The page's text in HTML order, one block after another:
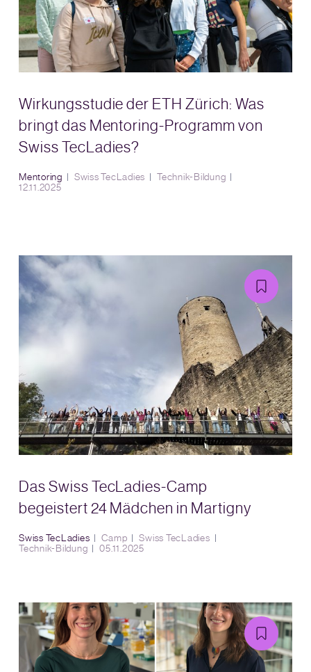
Wirkungsstudie der ETH Zürich: Was
bringt das Mentoring-Programm von
Swiss TecLadies?
Mentoring Swiss TecLadies
Technik-Bildung
12.11.2025
Das Swiss TecLadies-Camp
begeistert 24 Mädchen in Martigny
Swiss TecLadies Camp
Swiss TecLadies
Technik-Bildung
05.11.2025